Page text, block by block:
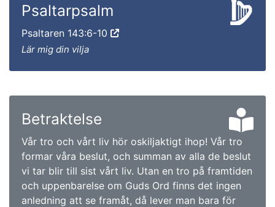
Psaltarpsalm
Psaltaren 143:6-10
Lär mig din vilja
Betraktelse
Vår tro och vårt liv hör oskiljaktigt ihop! Vår tro
formar våra beslut, och summan av alla de beslut
vi tar blir till sist vårt liv. Utan en tro på framtiden
och uppenbarelse om Guds Ord finns det ingen
anledning att se framåt, då lever man bara för